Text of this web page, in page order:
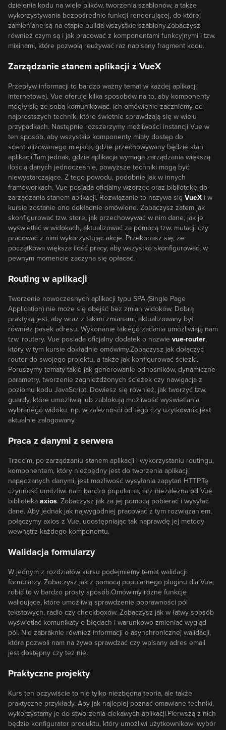
dzielenia kodu na wiele plików, tworzenia szablonów, a także
wykorzystywania bezpośrednio funkcji renderującej, do której
zamieniane są na etapie builda wszystkie szablony.Zobaczysz
również czym są i jak pracować z komponentami funkcyjnymi i tzw.
mixinami, które pozwolą reużywać raz napisany fragment kodu.
Zarządzanie stanem aplikacji z VueX
Przepływ informacji to bardzo ważny temat w każdej aplikacji
internetowej. Vue oferuje kilka sposobów na to, aby komponenty
mogły się ze sobą komunikować. Ich omówienie zaczniemy od
najprostszych technik, które świetnie sprawdzają się w wielu
przypadkach. Następnie rozszerzymy możliwości instancji Vue w
ten sposób, aby wszystkie komponenty miały dostęp do
scentralizowanego miejsca, gdzie przechowywany będzie stan
aplikacji.Tam jednak, gdzie aplikacja wymaga zarządzania większą
ilością danych jednocześnie, powyższe techniki mogą być
niewystarczające. Z tego powodu, podobnie jak w innych
frameworkach, Vue posiada oficjalny wzorzec oraz bibliotekę do
zarządzania stanem aplikacji. Rozwiązanie to nazywa się VueXi w
kursie zostanie ono dokładnie omówione. Zobaczysz zatem jak
skonfigurować tzw. store, jak przechowywać w nim dane, jak je
wyświetlać w widokach, aktualizować za pomocą tzw. mutacji czy
pracować z nimi wykorzystując akcje. Przekonasz się, że
początkowa większa ilość pracy, aby wszystko skonfigurować, w
pewnym momencie zaczyna się opłacać.
Routing w aplikacji
Tworzenie nowoczesnych aplikacji typu SPA (Single Page
Application) nie może się obejść bez zmian widoków. Dobrą
praktyką jest, aby wraz z takimi zmianami, aktualizowany był
również pasek adresu. Wykonanie takiego zadania umożliwiają nam
tzw. routery. Vue posiada oficjalny dodatek o nazwie vue-router,
który w tym kursie dokładnie omówimy.Zobaczysz jak dołączyć
router do swojego projektu, a także jak konfigurować ścieżki.
Poruszymy tematy takie jak generowanie odnośników, dynamiczne
parametry, tworzenie zagnieżdżonych ścieżek czy nawigacja z
poziomu kodu JavaScript. Dowiesz się również, jak tworzyć tzw.
guardy, które umożliwią lub zablokują możliwość wyświetlania
wybranego widoku, np. w zależności od tego czy użytkownik jest
aktualnie zalogowany.
Praca z danymi z serwera
Trzecim, po zarządzaniu stanem aplikacji i wykorzystaniu routingu,
komponentem, który niezbędny jest do tworzenia aplikacji
napędzanych danymi, jest możliwość wysyłania zapytań HTTP.Tę
czynność umożliwi nam bardzo popularna, acz niezależna od Vue
biblioteka axios. Zobaczysz jak za jej pomocą pobierać i wysyłać
dane. Aby jednak jak najwygodniej pracować z tym rozwiązaniem,
połączymy axios z Vue, udostępniając tak naprawdę jej metody
wewnątrz każdego komponentu.
Walidacja formularzy
W jednym z rozdziałów kursu podejmiemy temat walidacji
formularzy. Zobaczysz jak z pomocą popularnego pluginu dla Vue,
robić to w bardzo prosty sposób.Omówimy różne funkcje
walidujące, które umożliwią sprawdzenie poprawności pól
tekstowych, radio czy checkboxów. Zobaczysz jak w łatwy sposób
wyświetlać komunikaty o błędach i warunkowo zmieniać wygląd
pól. Nie zabraknie również informacji o asynchronicznej walidacji,
która pozwoli nam na żywo sprawdzać czy wpisany adres email
jest dostępny czy też nie.
Praktyczne projekty
Kurs ten oczywiście to nie tylko niezbędna teoria, ale także
praktyczne przykłady. Aby jak najlepiej poznać omawiane techniki,
wykorzystamy je do stworzenia ciekawych aplikacji.Pierwszą z nich
będzie konfigurator produktu, który umożliwi użytkownikowi wybór